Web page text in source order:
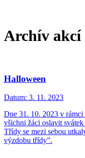
Archív akcí
Halloween
Datum: 3. 11. 2023
Dne 31. 10. 2023 v
všichni žáci oslavit
Třídy se mezi sebou
výzdobu třídy”.